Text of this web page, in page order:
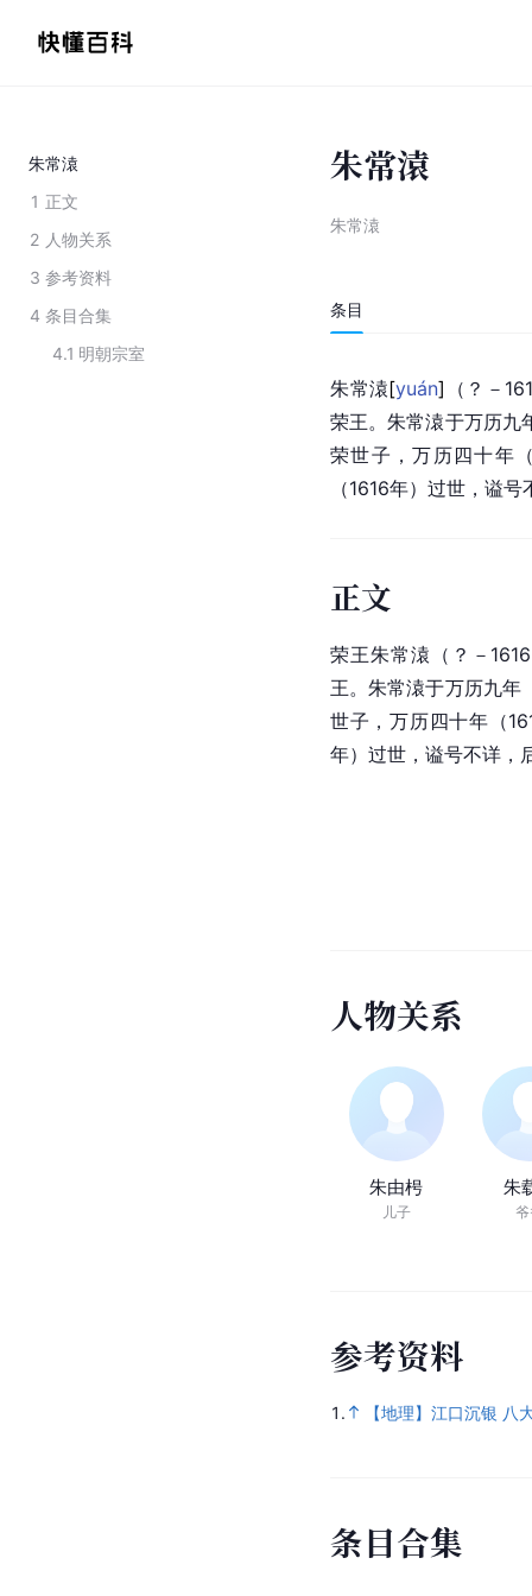
朱常溒
1 正文
2 人物关系
3 参考资料
4 条目合集
4.1 明朝宗室
朱常溒
朱常溒
条目
朱常溒[yuán]
（？－
荣王。朱常溒于万历九
荣世子，万历四十年
（1616年）过世， 谥号
正文
荣王朱常溒（？－
王。朱常溒于万历九年
世子，万历四十年（
年）过世，谥号不详，
人物关系
朱由枵
儿子
朱
参考资料
1. 【地理】江口沉银 八
条目合集